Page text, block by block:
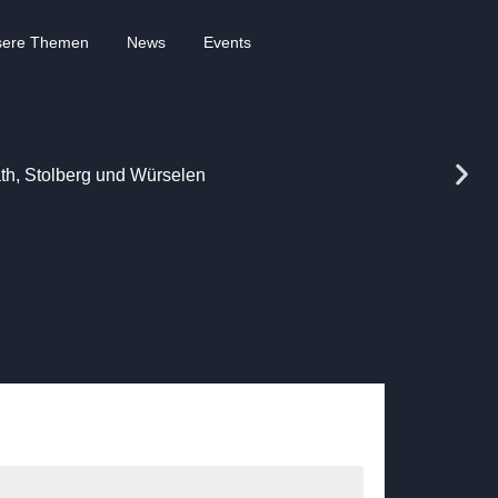
Themen News Events
Stolberg und Würselen